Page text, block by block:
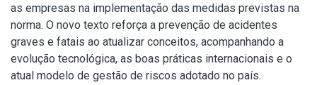
as empresas na implementação das medidas previstas na
norma. O novo texto reforça a prevenção de acidentes
graves e fatais ao atualizar conceitos, acompanhando a
evolução tecnológica, as boas práticas internacionais e o
atual modelo de gestão de riscos adotado no país.